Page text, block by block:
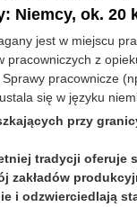
Niemcy, ok. 20
jest w miejscu
pracowniczych z
pracownicze
się w języku
przy
tradycji oferuje
zakładów
i odzwierciedlają